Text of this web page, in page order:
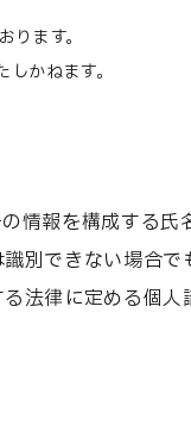
ます。
かねます。
情報を構成する
別できない場合
法律に定める個人